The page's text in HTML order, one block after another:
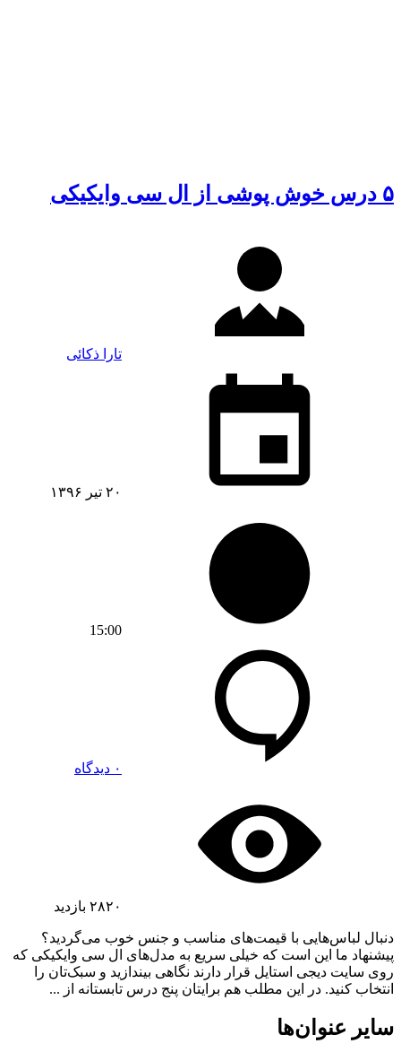
۵ درس خوش پوشی از ال سی وایکیکی
تارا ذکائی
۲۰ تیر ۱۳۹۶
15:00
۰ دیدگاه
۲۸۲۰ بازدید
دنبال لباس‌هایی با قیمت‌های مناسب و جنس خوب می‌گردید؟
پیشنهاد ما این است که خیلی سریع به مدل‌های ال سی وایکیکی که
روی سایت دیجی استایل قرار دارند نگاهی بیندازید و سبک‌تان را
انتخاب کنید. در این مطلب هم برایتان پنج درس تابستانه از ...
سایر عنوان‌ها